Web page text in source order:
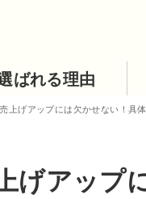
ばれる理由
上げアップには欠かせない！具
げアップ